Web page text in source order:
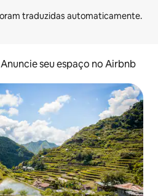
Anuncie seu espaço no Airbnb